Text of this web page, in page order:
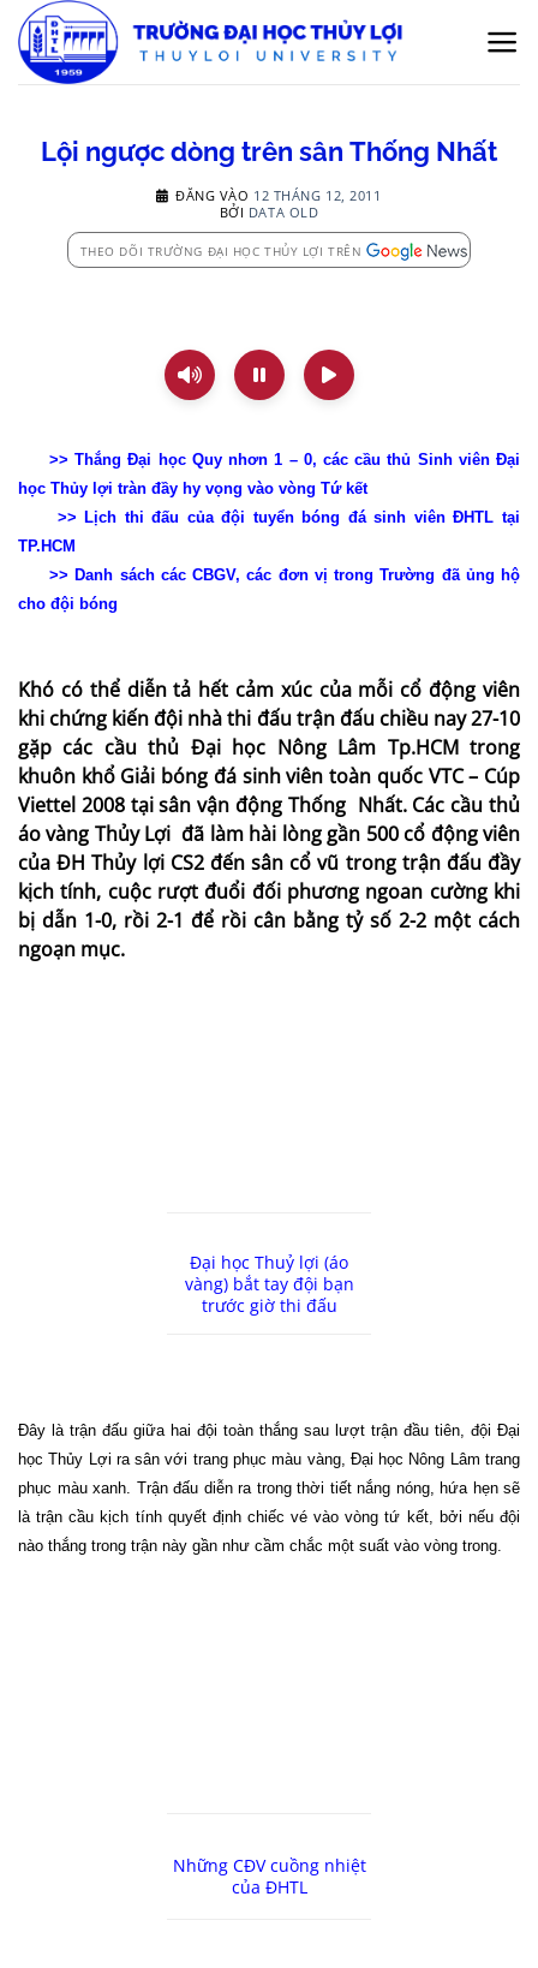
qua
nội
Lội ngược dòng trên sân Thống Nhất
ĐĂNG VÀO 12 THÁNG 12, 2011
BỞI DATA OLD
THEO DÕI TRƯỜNG ĐẠI HỌC THỦY LỢI TRÊN
>>Thắng Đại học Quy nhơn 1 – 0, các cầu thủ Sinh viên Đại
học Thủy lợi tràn đầy hy vọng vào vòng Tứ kết
>> Lịch thi đấu của đội tuyển bóng đá sinh viên ĐHTL tại
TP.HCM
>> Danh sách các CBGV, các đơn vị trong Trường đã ủng hộ
cho đội bóng
Khó có thể diễn tả hết cảm xúc của mỗi cổ động viên
khi chứng kiến đội nhà thi đấu trận đấu chiều nay 27-10
gặp các cầu thủ Đại học Nông Lâm Tp.HCM trong
khuôn khổ Giải bóng đá sinh viên toàn quốc VTC – Cúp
Viettel 2008 tại sân vận động Thống Nhất. Các cầu thủ
áo vàng Thủy Lợi đã làm hài lòng gần 500 cổ động viên
của ĐH Thủy lợi CS2 đến sân cổ vũ trong trận đấu đầy
kịch tính, cuộc rượt đuổi đối phương ngoan cường khi
bị dẫn 1-0, rồi 2-1 để rồi cân bằng tỷ số 2-2 một cách
ngoạn mục.
Đại học Thuỷ lợi (áo
vàng) bắt tay đội bạn
trước giờ thi đấu
Đây là trận đấu giữa hai đội toàn thắng sau lượt trận đầu tiên, đội Đại
học Thủy Lợi ra sân với trang phục màu vàng, Đại học Nông Lâm trang
phục màu xanh. Trận đấu diễn ra trong thời tiết nắng nóng, hứa hẹn sẽ
là trận cầu kịch tính quyết định chiếc vé vào vòng tứ kết, bởi nếu đội
nào thắng trong trận này gần như cầm chắc một suất vào vòng trong.
Những CĐV cuồng nhiệt
của ĐHTL